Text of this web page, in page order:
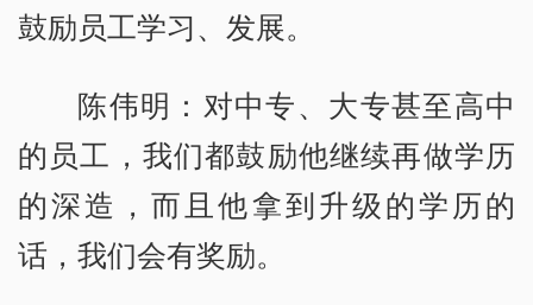
鼓励员工学习、发展。
陈伟明：对中专、大专甚至高中
的员工，我们都鼓励他继续再做学历
的深造，而且他拿到升级的学历的
话，我们会有奖励。